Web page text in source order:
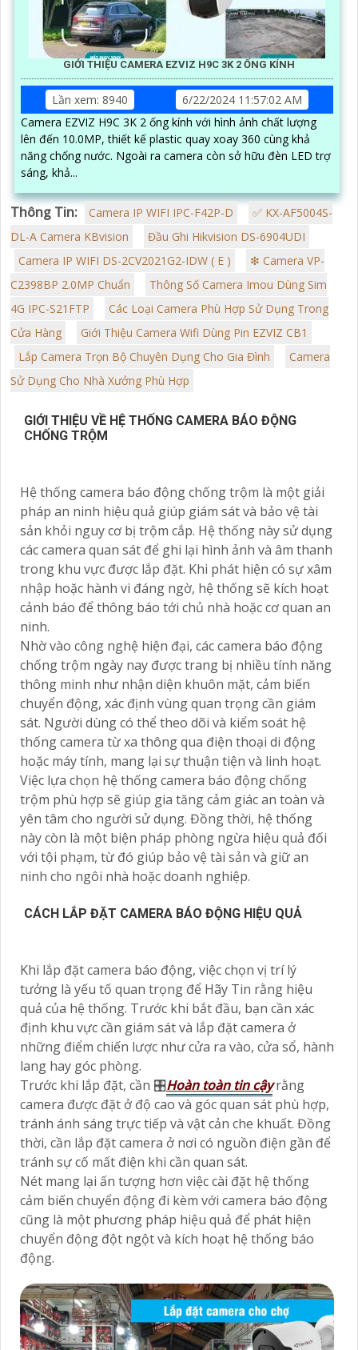
GIỚI THIỆU CAMERA EZVIZ H9C 3K 2 ỐNG KÍNH
Lần xem: 8940
6/22/2024 11:57:02 AM
Camera EZVIZ H9C 3K 2 ống kính với hình ảnh chất lượng
lên đến 10.0MP, thiết kế plastic quay xoay 360 cùng khả
năng chống nước. Ngoài ra camera còn sở hữu đèn LED trợ
sáng, khả...
Thông Tin: Camera IP WIFI IPC-F42P-D
✅ KX-AF5004S-
DL-A Camera KBvision
Đầu Ghi Hikvision DS-6904UDI
Camera IP WIFI DS-2CV2021G2-IDW ( E )
❇ Camera VP-
C2398BP 2.0MP Chuẩn
Thông Số Camera Imou Dùng Sim
4G IPC-S21FTP
Các Loại Camera Phù Hợp Sử Dụng Trong
Cửa Hàng
Giới Thiệu Camera Wifi Dùng Pin EZVIZ CB1
Lắp Camera Trọn Bộ Chuyên Dụng Cho Gia Đình
Camera
Sử Dụng Cho Nhà Xưởng Phù Hợp
GIỚI THIỆU VỀ HỆ THỐNG CAMERA BÁO ĐỘNG
CHỐNG TRỘM
Hệ thống camera báo động chống trộm là một giải
pháp an ninh hiệu quả giúp giám sát và bảo vệ tài
sản khỏi nguy cơ bị trộm cắp. Hệ thống này sử dụng
các camera quan sát để ghi lại hình ảnh và âm thanh
trong khu vực được lắp đặt. Khi phát hiện có sự xâm
nhập hoặc hành vi đáng ngờ, hệ thống sẽ kích hoạt
cảnh báo để thông báo tới chủ nhà hoặc cơ quan an
ninh.
Nhờ vào công nghệ hiện đại, các camera báo động
chống trộm ngày nay được trang bị nhiều tính năng
thông minh như nhận diện khuôn mặt, cảm biến
chuyển động, xác định vùng quan trọng cần giám
sát. Người dùng có thể theo dõi và kiểm soát hệ
thống camera từ xa thông qua điện thoại di động
hoặc máy tính, mang lại sự thuận tiện và linh hoạt.
Việc lựa chọn hệ thống camera báo động chống
trộm phù hợp sẽ giúp gia tăng cảm giác an toàn và
yên tâm cho người sử dụng. Đồng thời, hệ thống
này còn là một biện pháp phòng ngừa hiệu quả đối
với tội phạm, từ đó giúp bảo vệ tài sản và giữ an
ninh cho ngôi nhà hoặc doanh nghiệp.
CÁCH LẮP ĐẶT CAMERA BÁO ĐỘNG HIỆU QUẢ
Khi lắp đặt camera báo động, việc chọn vị trí lý
tưởng là yếu tố quan trọng để Hãy Tin rằng hiệu
quả của hệ thống. Trước khi bắt đầu, bạn cần xác
định khu vực cần giám sát và lắp đặt camera ở
những điểm chiến lược như cửa ra vào, cửa sổ, hành
lang hay góc phòng.
Trước khi lắp đặt, cần 🎛Hoàn toàn tin cậyrằng
camera được đặt ở độ cao và góc quan sát phù hợp,
tránh ánh sáng trực tiếp và vật cản che khuất. Đồng
thời, cần lắp đặt camera ở nơi có nguồn điện gần để
tránh sự cố mất điện khi cần quan sát.
Nét mang lại ấn tượng hơn việc cài đặt hệ thống
cảm biến chuyển động đi kèm với camera báo động
cũng là một phương pháp hiệu quả để phát hiện
chuyển động đột ngột và kích hoạt hệ thống báo
động.